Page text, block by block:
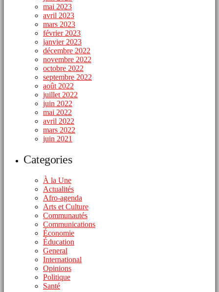
mai 2023
avril 2023
mars 2023
février 2023
janvier 2023
décembre 2022
novembre 2022
octobre 2022
septembre 2022
août 2022
juillet 2022
juin 2022
mai 2022
avril 2022
mars 2022
juin 2021
Categories
À la Une
Actualités
Afro-agenda
Arts et Culture
Communautés
Communications
Économie
Éducation
General
International
Opinions
Politique
Santé